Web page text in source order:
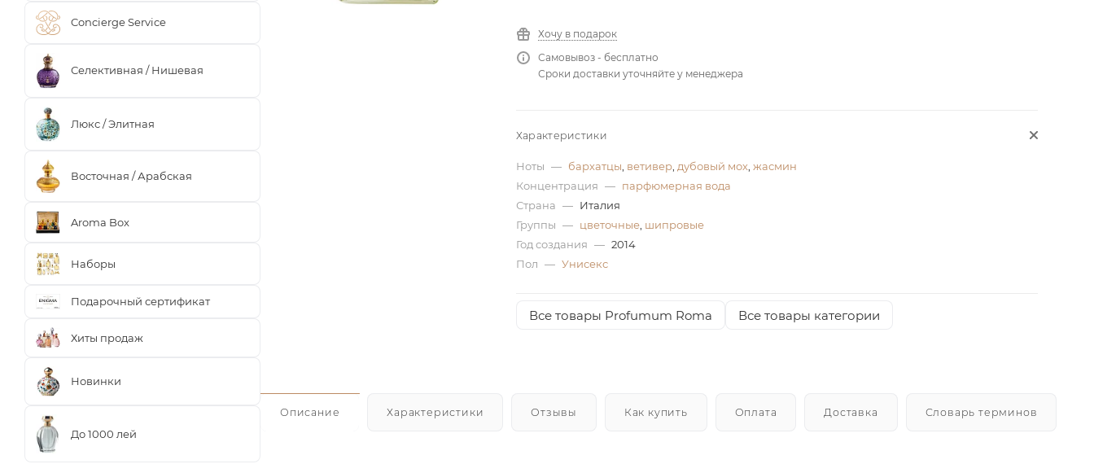
Хочу в подарок
Самовывоз - бесплатно
Сроки доставки уточняйте у менеджера
Характеристики
Ноты — бархатцы ветивер, дубовый мох, жасмин
Концентрация — парфюмерная вода
Страна — Италия
Группы — цветочные, шипровые
Год создания — 2014
Пол — Унисекс
Все товары Profumum Roma Все товары категории
Описание Характеристики Отзывы Как купить Оплата Доставка Словарь терминов
Concierge Service
Селективная / Нишевая
Люкс / Элитная
Восточная / Арабская
Aroma Box
Наборы
Подарочный сертификат
Хиты продаж
Новинки
До 1000 лей